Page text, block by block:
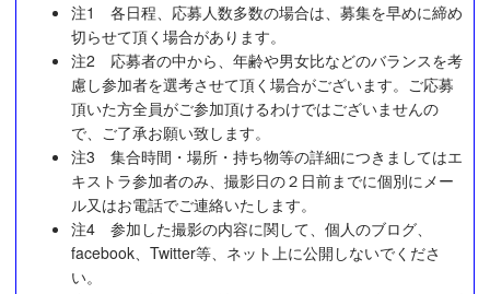
注1 各日程、応募人数多数の場合は、募集を早めに締め
切らせて頂く場合があります。
注2 応募者の中から、年齢や男女比などのバランスを考
慮し参加者を選考させて頂く場合がございます。ご応募
頂いた方全員がご参加頂けるわけではございませんの
で、ご了承お願い致します。
注3 集合時間・場所・持ち物等の詳細につきましてはエ
キストラ参加者のみ、撮影日の２日前までに個別にメー
ル又はお電話でご連絡いたします。
注4 参加した撮影の内容に関して、個人のブログ、
facebook、Twitter等、ネット上に公開しないでくださ
い。